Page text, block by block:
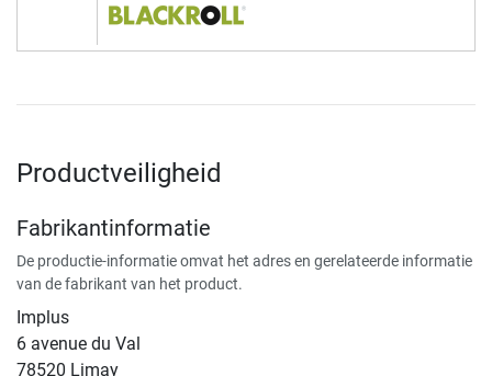
Productveiligheid
Fabrikantinformatie
De productie-informatie omvat het adres en gerelateerde informatie
van de fabrikant van het product.
Implus
6 avenue du Val
78520 Limay